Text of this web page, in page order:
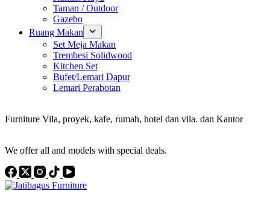
Taman / Outdoor
Gazebo
Ruang Makan
Set Meja Makan
Trembesi Solidwood
Kitchen Set
Bufet/Lemari Dapur
Lemari Perabotan
Furniture Vila, proyek, kafe, rumah, hotel dan vila. dan Kantor
We offer all and models with special deals.